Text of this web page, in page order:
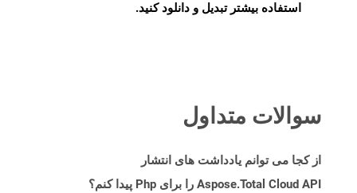
استفاده بیشتر تبدیل و دانلود کنید.
سوالات متداول
از کجا می توانم یادداشت های انتشار
Aspose.Total Cloud API را برای Php پیدا کنم؟